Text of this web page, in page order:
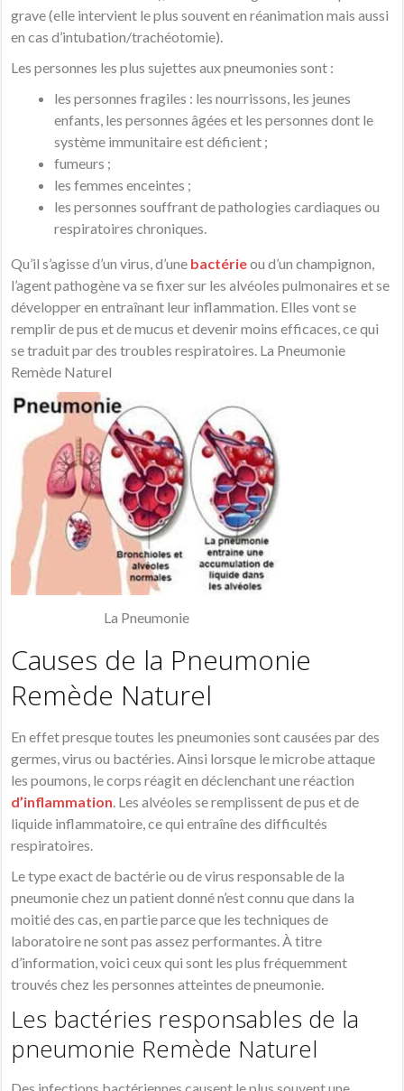
grave (elle intervient le plus souvent en réanimation mais aussi
en cas d’intubation/trachéotomie).
Les personnes les plus sujettes aux pneumonies sont :
les personnes fragiles : les nourrissons, les jeunes
enfants, les personnes âgées et les personnes dont le
système immunitaire est déficient ;
fumeurs ;
les femmes enceintes ;
les personnes souffrant de pathologies cardiaques ou
respiratoires chroniques.
Qu’il s’agisse d’un virus, d’une bactérieou d’un champignon,
l’agent pathogène va se fixer sur les alvéoles pulmonaires et se
développer en entraînant leur inflammation. Elles vont se
remplir de pus et de mucus et devenir moins efficaces, ce qui
se traduit par des troubles respiratoires. La Pneumonie
Remède Naturel
La Pneumonie
Causes de la Pneumonie
Remède Naturel
En effet presque toutes les pneumonies sont causées par des
germes, virus ou bactéries. Ainsi lorsque le microbe attaque
les poumons, le corps réagit en déclenchant une réaction
d’inflammation. Les alvéoles se remplissent de pus et de
liquide inflammatoire, ce qui entraîne des difficultés
respiratoires.
Le type exact de bactérie ou de virus responsable de la
pneumonie chez un patient donné n’est connu que dans la
moitié des cas, en partie parce que les techniques de
laboratoire ne sont pas assez performantes. À titre
d’information, voici ceux qui sont les plus fréquemment
trouvés chez les personnes atteintes de pneumonie.
Les bactéries responsables de la
pneumonie Remède Naturel